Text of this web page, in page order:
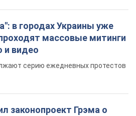
в городах Украины уже
массовые митинги
и видео
серию ежедневных протестов
законопроект Грэма о